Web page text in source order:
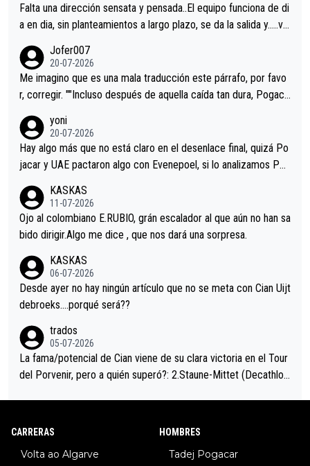
Falta una dirección sensata y pensada..El equipo funciona de di
a en dia, sin planteamientos a largo plazo, se da la salida y…..ve
Minguez, Velez etc etc.Me da pena vivir estos momentos tan
tristes sin victorias.
Jofer007
20-07-2026
Me imagino que es una mala traducción este párrafo, por favo
r, corregir. ""Incluso después de aquella caída tan dura, Pogaca
permaneció pegado a su rueda. Parecía increíble la forma en l
a que era capaz de controlar el miedo", recordó."
yoni
20-07-2026
Hay algo más que no está claro en el desenlace final, quizá Po
jacar y UAE pactaron algo con Evenepoel, si lo analizamos Poj
i sin pedalear, luego está el saludo con Evenepoel dándose la
mano de una manera muy fraternal, más allá de los típicos toqu
es en el hombro con que saludaba a Vingegard. Ahí hubo una in
eta, a ver si por querer poner a Del Toro con calzador en posi
ción de podio UAE y Pojacar se van complicar el tour.
KASKAS
11-07-2026
Ojo al colombiano E.RUBIO, grán escalador al que aún no han sa
bido dirigir.Algo me dice , que nos dará una sorpresa.
KASKAS
06-07-2026
Desde ayer no hay ningún artículo que no se meta con Cian Uijt
debroeks….porqué será??
trados
05-07-2026
La fama/potencial de Cian viene de su clara victoria en el Tour
del Porvenir, pero a quién superó?: 2.Staune-Mittet (Decathlon,
CARRERAS
Volta ao Algarve
HOMBRES
Tadej Pogacar